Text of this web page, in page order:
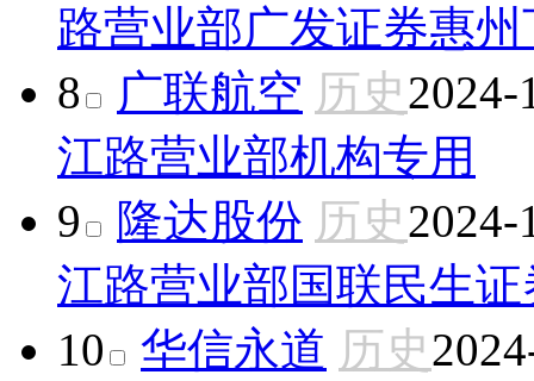
路营业部广发证券惠
8
广联航空 历史2024-
江路营业部机构专用
9
隆达股份 历史2024-
江路营业部国联民生
10
华信永道 历史